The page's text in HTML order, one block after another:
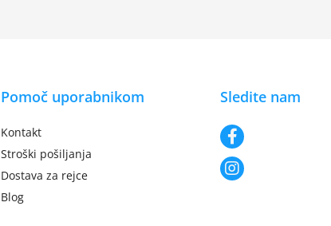
Pomoč uporabnikom
Kontakt
Stroški pošiljanja
Dostava za rejce
Blog
Sledite nam